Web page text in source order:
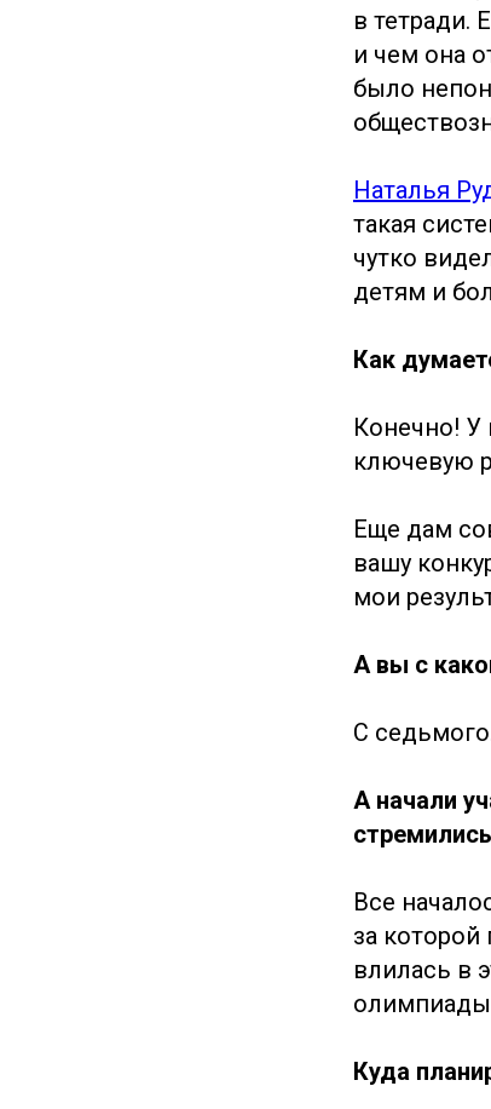
в тетради.
и чем она
было
Наталья
такая
чутко
детям и
Как
Конечно! У
ключевую
Еще дам
вашу
мои
А вы с
С
А начали
Все
за
влилась в
олимпиады.
Куда